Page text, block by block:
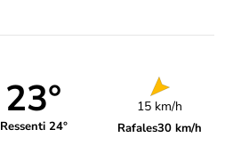
23°
Ressenti 24°
15 km/h
Rafales30 km/h